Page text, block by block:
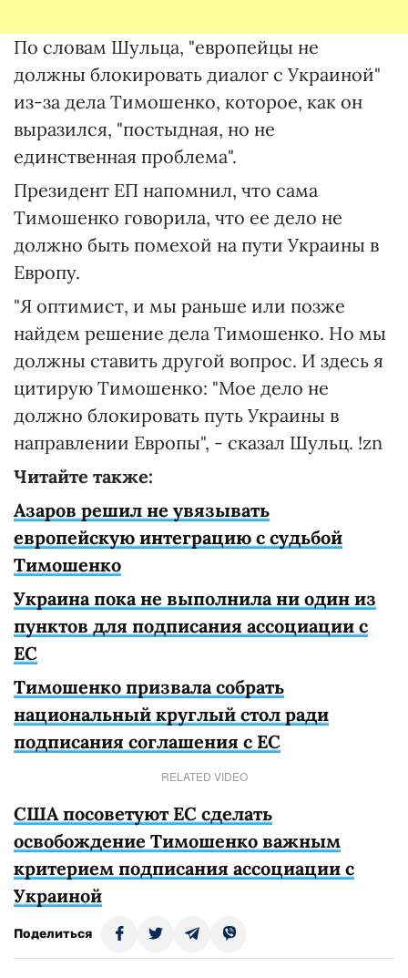
По словам Шульца, "европейцы не
должны блокировать диалог с Украиной"
из-за дела Тимошенко, которое, как он
выразился, "постыдная, но не
единственная проблема".
Президент ЕП напомнил, что сама
Тимошенко говорила, что ее дело не
должно быть помехой на пути Украины в
Европу.
"Я оптимист, и мы раньше или позже
найдем решение дела Тимошенко. Но мы
должны ставить другой вопрос. И здесь я
цитирую Тимошенко: "Мое дело не
должно блокировать путь Украины в
направлении Европы", - сказал Шульц. !zn
Читайте также:
Азаров решил не увязывать
европейскую интеграцию с судьбой
Тимошенко
Украина пока не выполнила ни один из
пунктов для подписания ассоциации c
ЕС
Тимошенко призвала собрать
национальный круглый стол ради
подписания соглашения с ЕС
RELATED VIDEO
США посоветуют ЕС сделать
освобождение Тимошенко важным
критерием подписания ассоциации с
Украиной
Поделиться